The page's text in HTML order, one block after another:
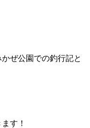
ぜ公園での釣行記と
す！